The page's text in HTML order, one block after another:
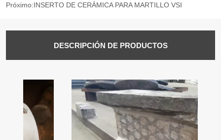
Próximo:INSERTO DE CERÁMICA PARA MARTILLO VSI
DESCRIPCIÓN DE PRODUCTOS